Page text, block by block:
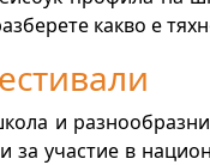
какво е
и
участие в